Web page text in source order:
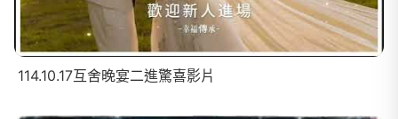
114.10.17互舍晚宴二進驚喜影片